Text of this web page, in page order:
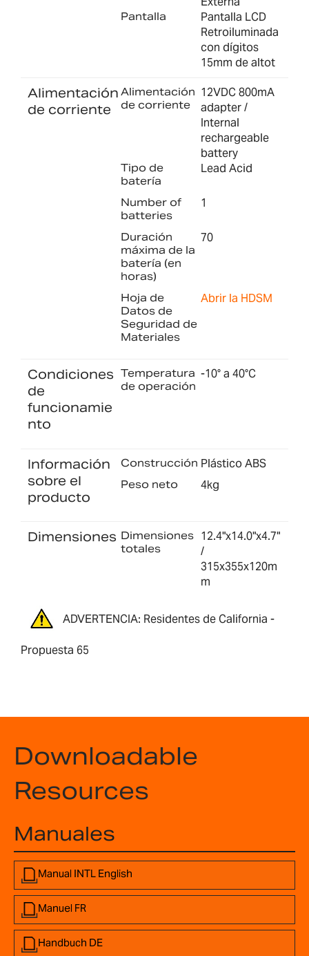
Pantalla
Pantalla LCD
Retroiluminada
con dígitos
15mm de altot
Alimentación
de corriente
Alimentación
de corriente
12VDC 800mA
adapter /
Internal
rechargeable
battery
Tipo de
batería
Lead Acid
Number of
batteries
1
Duración
máxima de la
batería (en
horas)
70
Hoja de
Datos de
Seguridad de
Materiales
Abrir la HDSM
Condiciones
de
funcionamie
nto
Temperatura
de operación
-10° a 40°C
Información
sobre el
producto
Construcción Plástico ABS
Peso neto 4kg
Dimensiones Dimensiones
totales
12.4"x14.0"x4.7"
/
315x355x120m
m
ADVERTENCIA: Residentes de California -
Propuesta 65
Downloadable
Resources
Manuales
Manual INTL English
Manuel FR
Handbuch DE